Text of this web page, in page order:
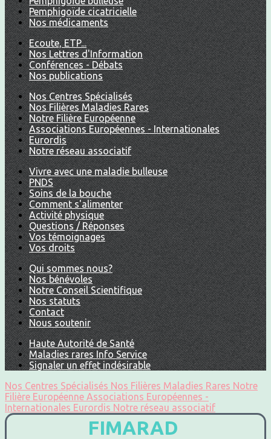
Pemphigoïde cicatricielle
Nos médicaments
Ecoute, ETP...
Nos Lettres d'Information
Conférences - Débats
Nos publications
Nos Centres Spécialisés
Nos Filières Maladies Rares
Notre Filière Européenne
Associations Européennes - Internationales
Eurordis
Notre réseau associatif
Vivre avec une maladie bulleuse
PNDS
Soins de la bouche
Comment s'alimenter
Activité physique
Questions / Réponses
Vos témoignages
Vos droits
Qui sommes nous?
Nos bénévoles
Notre Conseil Scientifique
Nos statuts
Contact
Nous soutenir
Haute Autorité de Santé
Maladies rares Info Service
Signaler un effet indésirable
Nos Centres Spécialisés Nos Filières Maladies Rares Notre
Filière Européenne Associations Européennes -
Internationales Eurordis Notre réseau associatif
FIMARAD